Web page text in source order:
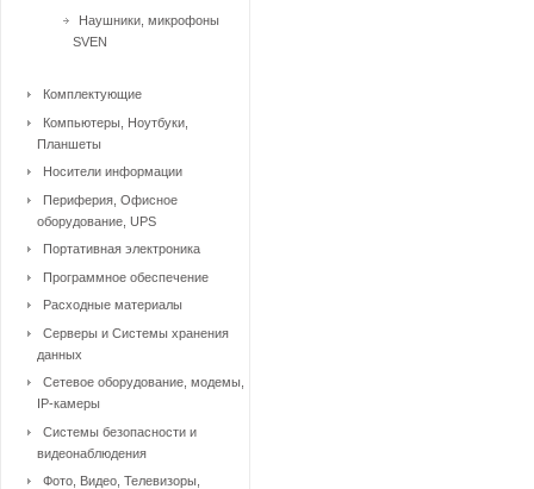
Наушники, микрофоны
SVEN
Комплектующие
Компьютеры, Ноутбуки,
Планшеты
Носители информации
Периферия, Офисное
оборудование, UPS
Портативная электроника
Программное обеспечение
Расходные материалы
Серверы и Системы хранения
данных
Сетевое оборудование, модемы,
IP-камеры
Системы безопасности и
видеонаблюдения
Фото, Видео, Телевизоры,